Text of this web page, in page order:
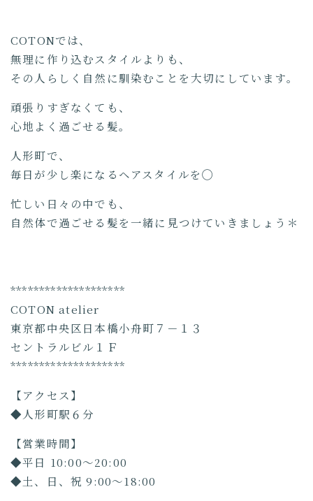
COTONでは、
無理に作り込むスタイルよりも、
その人らしく自然に馴染むことを大切にしています。
頑張りすぎなくても、
心地よく過ごせる髪。
人形町で、
毎日が少し楽になるヘアスタイルを◯
忙しい日々の中でも、
自然体で過ごせる髪を一緒に見つけていきましょう＊
********************
COTON atelier
東京都中央区日本橋小舟町７－１３
セントラルビル１Ｆ
********************
【アクセス】
◆人形町駅６分
【営業時間】
◆平日 10:00～20:00
◆土、日、祝 9:00～18:00